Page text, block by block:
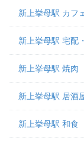
新上挙母駅 カフ
新上挙母駅 宅配
新上挙母駅 焼肉
新上挙母駅 居酒
新上挙母駅 和食